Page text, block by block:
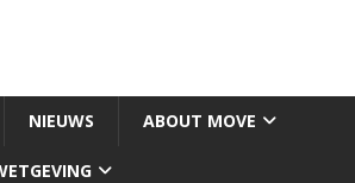
NIEUWS ABOUT MOVE